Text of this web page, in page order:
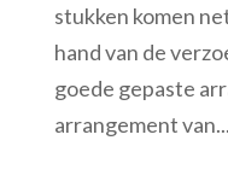
stukken komen
hand van de
goede gepaste
arrangement van...